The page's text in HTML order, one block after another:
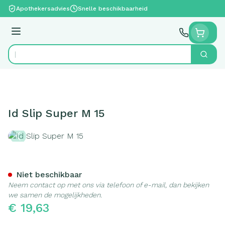
Ga naar de inhoud
Apothekersadvies Snelle beschikbaarheid
Menu
Product, merk, categorie... Zoek
Id Slip Super M 15
€ 19,63
Niet beschikbaar
Neem contact op met ons via telefoon of e-mail, dan bekijken
we samen de mogelijkheden.